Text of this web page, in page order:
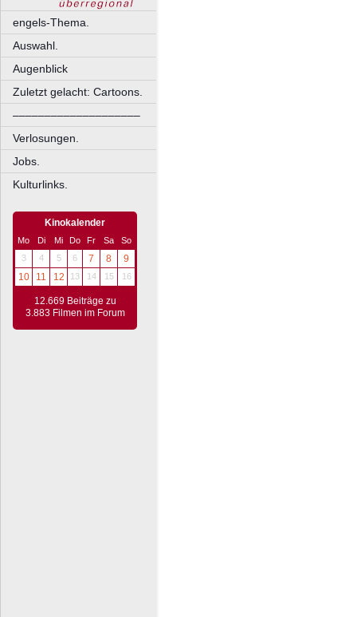
engels-Thema.
Auswahl.
Augenblick
Zuletzt gelacht: Cartoons.
––––––––––––––––––––
Verlosungen.
Jobs.
Kulturlinks.
Kinokalender
Mo Di Mi Do Fr Sa
So
3
4 5 6 7 8
9
10
11 12 13 14 15 16
12.669 Beiträge zu
3.883 Filmen im Forum